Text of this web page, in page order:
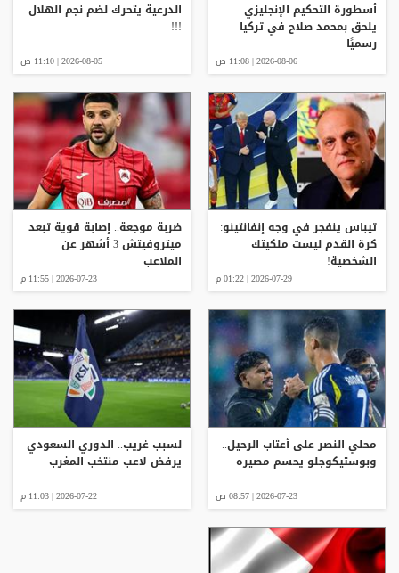
أسطورة التحكيم الإنجليزي
يلحق بمحمد صلاح في تركيا
رسميًا
2026-08-06 | 11:08 ص
الدرعية يتحرك لضم نجم الهلال
!!!
2026-08-05 | 11:10 ص
تيباس ينفجر في وجه إنفانتينو:
كرة القدم ليست ملكيتك
الشخصية!
2026-07-29 | 01:22 م
ضربة موجعة.. إصابة قوية تبعد
ميتروفيتش 3 أشهر عن
الملاعب
2026-07-23 | 11:55 م
محلي النصر على أعتاب الرحيل..
وبوستيكوجلو يحسم مصيره
2026-07-23 | 08:57 ص
لسبب غريب.. الدوري السعودي
يرفض لاعب منتخب المغرب
2026-07-22 | 11:03 م